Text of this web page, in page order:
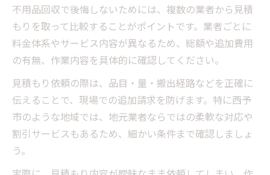
不用品回収で後悔しないためには、複数の業者から見積
もりを取って比較することがポイントです。業者ごとに
料金体系やサービス内容が異なるため、総額や追加費用
の有無、作業内容を具体的に確認してください。
見積もり依頼の際は、品目・量・搬出経路などを正確に
伝えることで、現場での追加請求を防げます。特に西予
市のような地域では、地元業者ならではの柔軟な対応や
割引サービスもあるため、細かい条件まで確認しましょ
う。